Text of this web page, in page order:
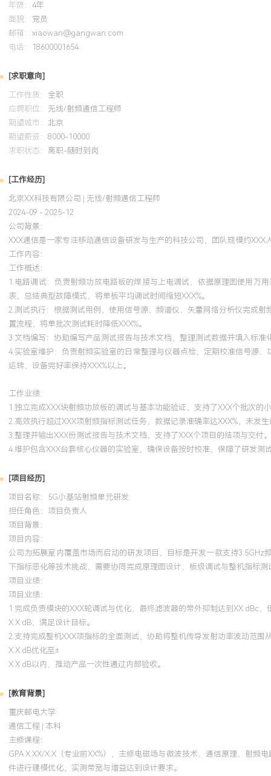
年限： 4年
面貌： 党员
邮箱： xiaowan@gangwan.com
电话：
18600001654
[求职意向]
工作性质： 全职
应聘职位： 无线/射频通信工程师
期望城市： 北京
期望薪资： 8000-10000
求职状态： 离职-随时到岗
[工作经历]
北京XX科技有限公司 | 无线/射频通信工程师
2024-09 - 2025-12
公司背景：
XXX通信是一家专注移动通信设备研发与生产的科技公司，团队规模约
工作内容：
工作概述：
1.电路调试：负责射频功放电路板的焊接与上电调试，依据原理图使用万
表，总结典型故障模式，将单板平均调试时间缩短XXX%。
2.测试执行：根据测试用例，使用信号源、频谱仪、矢量网络分析仪完成
置流程，将单批次测试耗时降低XXX%。
3.文档编写：协助编写产品测试报告与技术文档，整理测试数据并填入标
4.实验室维护：负责射频实验室的日常整理与仪器点检，定期校准信号源
运转，设备完好率保持XXX%以上。
工作业绩：
1.独立完成XXX块射频功放板的调试与基本功能验证，支持了XXX个批次的
2.高效执行超过XXX项射频指标测试任务，数据记录准确率达XXX%，未发
3.整理并输出XXX份测试报告与技术文档，支持了XXX个项目的结项与交付。
4.维护包含XXX台套核心仪器的实验室，确保设备按时校准，保障了研发测
[项目经历]
项目名称：5G小基站射频单元研发
担任角色： 项目负责人
项目背景：
项目内容：
公司为拓展室内覆盖市场而启动的研发项目，目标是开发一款支持
下指标恶化等技术挑战，需要协同完成原理图设计、板级调试与整机指标
项目业绩：
项目业绩：
1.完成负责模块的XXX轮调试与优化，最终滤波器的带外抑制达到XX dBc
X.X dB，满足设计目标。
2.支持完成整机XXX项指标的全面测试，协助将整机传导发射功率波动范围
X.X dB优化至±
X.X dB以内，推动产品一次性通过内部验收。
[教育背景]
重庆邮电大学
通信工程 | 本科
主修课程：
GPA X.XX/X.X（专业前XX%），主修电磁场与微波技术、通信原理、射
件进行建模优化，实测带宽与增益达到设计要求。